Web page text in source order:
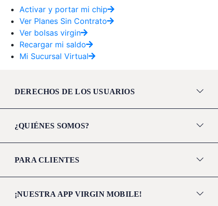
Activar y portar mi chip
Ver Planes Sin Contrato
Ver bolsas virgin
Recargar mi saldo
Mi Sucursal Virtual
DERECHOS DE LOS USUARIOS
¿QUIÉNES SOMOS?
PARA CLIENTES
¡NUESTRA APP VIRGIN MOBILE!